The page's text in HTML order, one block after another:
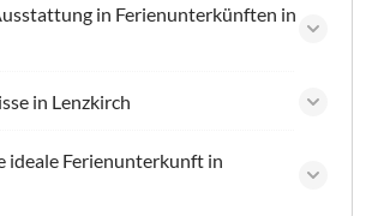
in Ferienunterkünften in
in Lenzkirch
ideale Ferienunterkunft in